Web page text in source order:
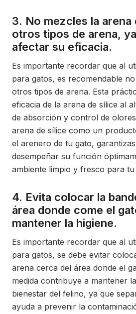
3. No mezcles la arena
otros tipos de arena,
afectar su eficacia.
Es importante recordar que al
para gatos, es recomendable
otros tipos de arena. Esta
eficacia de la arena de sílice al
de absorción y control de
arena de sílice como un
el arenero de tu gato,
desempeñar su función
ambiente limpio y fresco para tu
4. Evita colocar la
área donde come el
mantener la higiene.
Es importante recordar que al
para gatos, se debe evitar
arena cerca del área donde el
medida contribuye a mantener
bienestar del felino, ya que
ayuda a prevenir la